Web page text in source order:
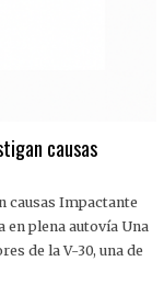
causas
causas Impactante
en plena autovía Una
de la V-30, una de